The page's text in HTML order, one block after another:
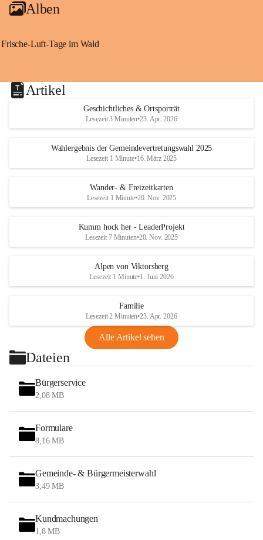
Alben
Frische-Luft-Tage im Wald
Artikel
Geschichtliches & Ortsporträt
Lesezeit 3 Minuten•23. Apr. 2026
Wahlergebnis der Gemeindevertretungswahl 2025
Lesezeit 1 Minute•16. März 2025
Wander- & Freizeitkarten
Lesezeit 1 Minute•20. Nov. 2025
Kumm hock her - LeaderProjekt
Lesezeit 7 Minuten•20. Nov. 2025
Alpen von Viktorsberg
Lesezeit 1 Minute•1. Juni 2026
Familie
Lesezeit 2 Minuten•23. Apr. 2026
Alle Artikel sehen
Dateien
Bürgerservice
2,08 MB
Formulare
8,16 MB
Gemeinde- & Bürgermeisterwahl
3,49 MB
Kundmachungen
1,8 MB